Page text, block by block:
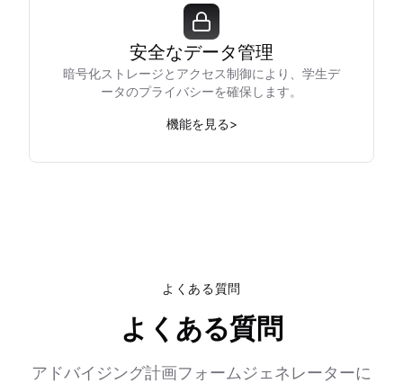
安全なデータ管理
暗号化ストレージとアクセス制御により、学生デ
ータのプライバシーを確保します。
機能を見る>
よくある質問
よくある質問
アドバイジング計画フォームジェネレーターに